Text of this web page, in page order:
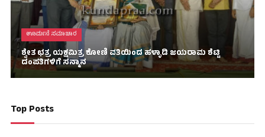
ಊರ್ಮನೆ ಸಮಾಚಾರ
ಶ್ವೇತ ಛತ್ರ ಯಕ್ಷಮಿತ್ರ ಕೋಣಿ ವತಿಯಿಂದ ಹಳ್ಳಾಡಿ ಜಯರಾಮ ಶೆಟ್ಟಿ
ದಂಪತಿಗಳಿಗೆ ಸನ್ಮಾನ
Top Posts